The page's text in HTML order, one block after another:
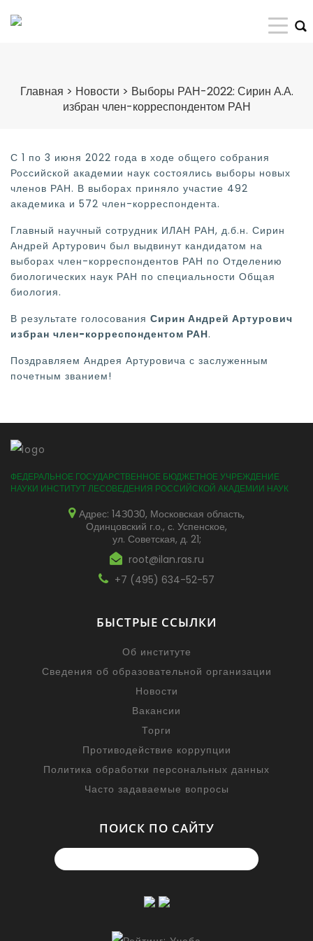
Главная > Новости > Выборы РАН-2022: Сирин А.А.
избран член-корреспондентом РАН
С 1 по 3 июня 2022 года в ходе общего собрания
Российской академии наук состоялись выборы новых
членов РАН. В выборах приняло участие 492
академика и 572 член-корреспондента.
Главный научный сотрудник ИЛАН РАН, д.б.н. Сирин
Андрей Артурович был выдвинут кандидатом на
выборах член-корреспондентов РАН по Отделению
биологических наук РАН по специальности Общая
биология.
В результате голосования Сирин Андрей Артурович
избран член-корреспондентом РАН.
Поздравляем Андрея Артуровича с заслуженным
почетным званием!
ФЕДЕРАЛЬНОЕ ГОСУДАРСТВЕННОЕ БЮДЖЕТНОЕ УЧРЕЖДЕНИЕ
НАУКИ ИНСТИТУТ ЛЕСОВЕДЕНИЯ РОССИЙСКОЙ АКАДЕМИИ НАУК
Адрес: 14З0З0, Московская область,
Одинцовский г.о., с. Успенское,
ул. Советская, д. 21;
root@ilan.ras.ru
+7 (495) 634-52-57
БЫСТРЫЕ ССЫЛКИ
Об институте
Сведения об образовательной организации
Новости
Вакансии
Торги
Противодействие коррупции
Политика обработки персональных данных
Часто задаваемые вопросы
ПОИСК ПО САЙТУ